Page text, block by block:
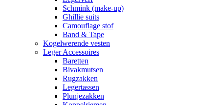
Schmink (make-up)
Ghillie suits
Camouflage stof
Band & Tape
Kogelwerende vesten
Leger Accessoires
Baretten
Bivakmutsen
Rugzakken
Legertassen
Plunjezakken